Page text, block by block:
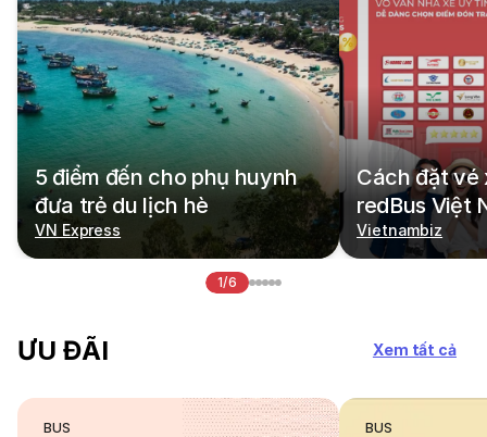
5 điểm đến cho phụ huynh
đưa trẻ du lịch hè
VN Express
Cách đặt vé
redBus Việt
Vietnambiz
1/6
ƯU ĐÃI Xem tất cả
BUS BUS